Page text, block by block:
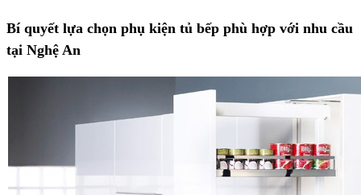
Bí quyết lựa chọn phụ kiện tủ bếp phù hợp với nhu cầu
tại Nghệ An